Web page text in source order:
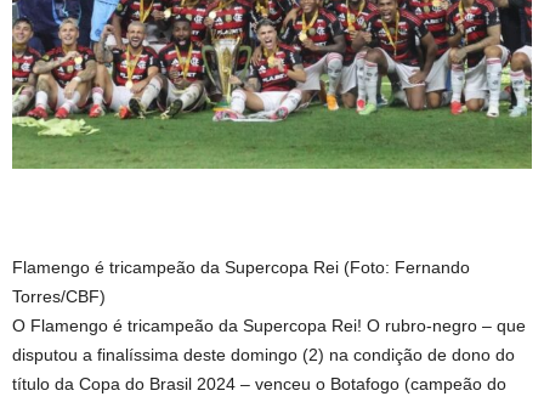
Flamengo é tricampeão da Supercopa Rei (Foto: Fernando
Torres/CBF)
O Flamengo é tricampeão da Supercopa Rei! O rubro-negro – que
disputou a finalíssima deste domingo (2) na condição de dono do
título da Copa do Brasil 2024 – venceu o Botafogo (campeão do